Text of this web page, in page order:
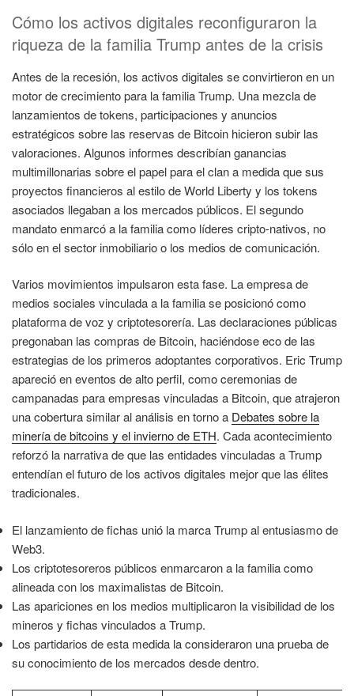
Cómo los activos digitales reconfiguraron la
riqueza de la familia Trump antes de la crisis
Antes de la recesión, los activos digitales se convirtieron en un
motor de crecimiento para la familia Trump. Una mezcla de
lanzamientos de tokens, participaciones y anuncios
estratégicos sobre las reservas de Bitcoin hicieron subir las
valoraciones. Algunos informes describían ganancias
multimillonarias sobre el papel para el clan a medida que sus
proyectos financieros al estilo de World Liberty y los tokens
asociados llegaban a los mercados públicos. El segundo
mandato enmarcó a la familia como líderes cripto-nativos, no
sólo en el sector inmobiliario o los medios de comunicación.
Varios movimientos impulsaron esta fase. La empresa de
medios sociales vinculada a la familia se posicionó como
plataforma de voz y criptotesorería. Las declaraciones públicas
pregonaban las compras de Bitcoin, haciéndose eco de las
estrategias de los primeros adoptantes corporativos. Eric Trump
apareció en eventos de alto perfil, como ceremonias de
campanadas para empresas vinculadas a Bitcoin, que atrajeron
una cobertura similar al análisis en torno a Debates sobre la
minería de bitcoins y el invierno de ETH. Cada acontecimiento
reforzó la narrativa de que las entidades vinculadas a Trump
entendían el futuro de los activos digitales mejor que las élites
tradicionales.
El lanzamiento de fichas unió la marca Trump al entusiasmo de
Web3.
Los criptotesoreros públicos enmarcaron a la familia como
alineada con los maximalistas de Bitcoin.
Las apariciones en los medios multiplicaron la visibilidad de los
mineros y fichas vinculados a Trump.
Los partidarios de esta medida la consideraron una prueba de
su conocimiento de los mercados desde dentro.